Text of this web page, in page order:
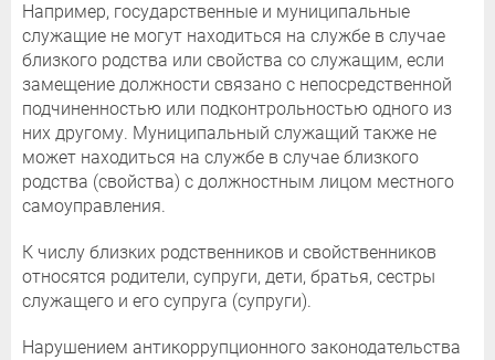
Например, государственные и муниципальные
служащие не могут находиться на службе в случае
близкого родства или свойства со служащим, если
замещение должности связано с непосредственной
подчиненностью или подконтрольностью одного из
них другому. Муниципальный служащий также не
может находиться на службе в случае близкого
родства (свойства) с должностным лицом местного
самоуправления.
К числу близких родственников и свойственников
относятся родители, супруги, дети, братья, сестры
служащего и его супруга (супруги).
Нарушением антикоррупционного законодательства